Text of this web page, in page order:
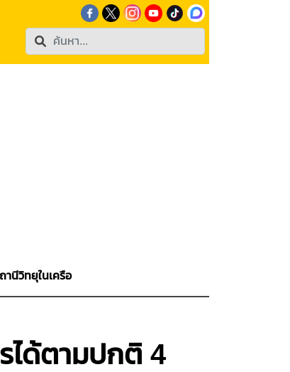
านีวิทยุในเครือ
ได้ตามปกติ 4